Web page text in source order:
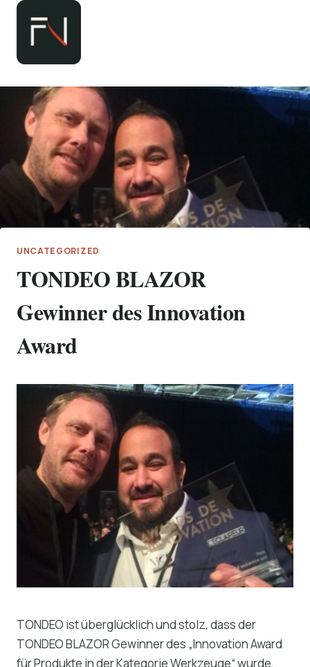
Zum
springen
UNCATEGORIZED
TONDEO BLAZOR
Gewinner des Innovation
Award
TONDEO ist überglücklich und stolz, dass der
TONDEO BLAZOR Gewinner des „Innovation Award
für Produkte in der Kategorie Werkzeuge“ wurde.